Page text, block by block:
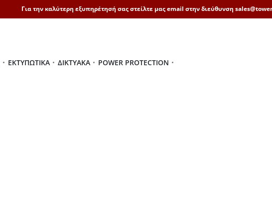
Για την καλύτερη εξυπηρέτησή σας στείλτε μας email στην διεύθυνση
ΕΚΤΥΠΩΤΙΚΆ ΔΙΚΤΥΑΚΆ POWER PROTECTION